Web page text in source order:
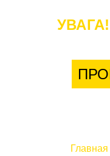
УВАГА!
Главная